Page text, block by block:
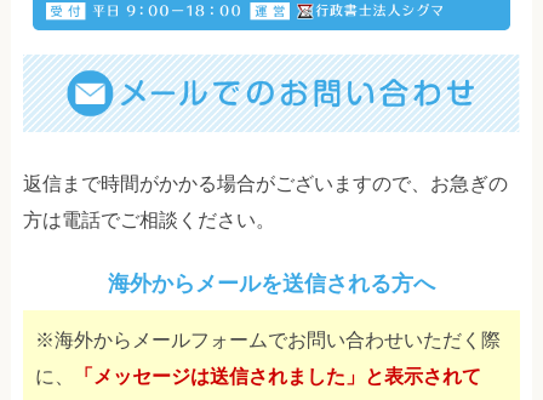
返信まで時間がかかる場合がございますので、お急ぎの
方は電話でご相談ください。
海外からメールを送信される方へ
※海外からメールフォームでお問い合わせいただく際
に、
「メッセージは送信されました」と表示されて